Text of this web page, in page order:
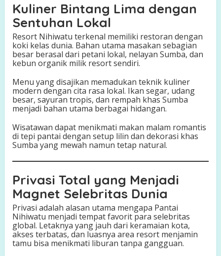
Kuliner Bintang Lima dengan
Sentuhan Lokal
Resort Nihiwatu terkenal memiliki restoran dengan
koki kelas dunia. Bahan utama masakan sebagian
besar berasal dari petani lokal, nelayan Sumba, dan
kebun organik milik resort sendiri.
Menu yang disajikan memadukan teknik kuliner
modern dengan cita rasa lokal. Ikan segar, udang
besar, sayuran tropis, dan rempah khas Sumba
menjadi bahan utama berbagai hidangan.
Wisatawan dapat menikmati makan malam romantis
di tepi pantai dengan setup lilin dan dekorasi khas
Sumba yang mewah namun tetap natural.
Privasi Total yang Menjadi
Magnet Selebritas Dunia
Privasi adalah alasan utama mengapa Pantai
Nihiwatu menjadi tempat favorit para selebritas
global. Letaknya yang jauh dari keramaian kota,
akses terbatas, dan luasnya area resort menjamin
tamu bisa menikmati liburan tanpa gangguan.